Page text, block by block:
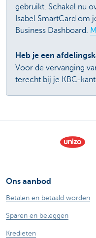
gebruikt. Schakel nu
Isabel SmartCard om
Business Dashboard.
Heb je een
Voor de vervanging
terecht bij je KBC-
Ons aanbod
Betalen en betaald worden
Sparen en beleggen
Kredieten